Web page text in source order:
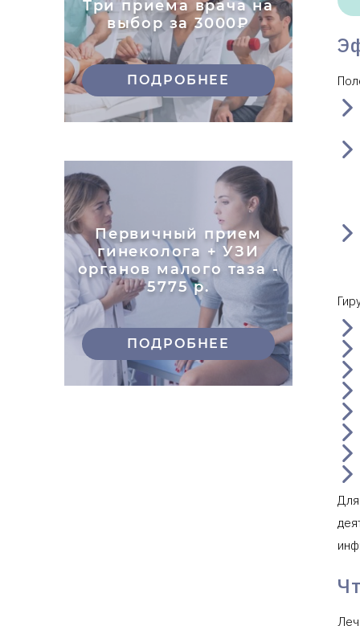
Три приема врача на
выбор за 3000₽
ПОДРОБНЕЕ
Первичный прием
гинеколога + УЗИ
органов малого таза -
5775 р.
ПОДРОБНЕЕ